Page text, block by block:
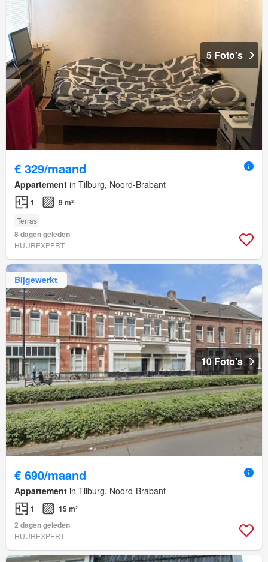
5 Foto's
€ 329/maand
Appartement in Tilburg, Noord-Brabant
1 9 m²
Terras
8 dagen geleden
HUUREXPERT
Bijgewerkt
10 Foto's
€ 690/maand
Appartement in Tilburg, Noord-Brabant
1
15 m²
2 dagen geleden
HUUREXPERT